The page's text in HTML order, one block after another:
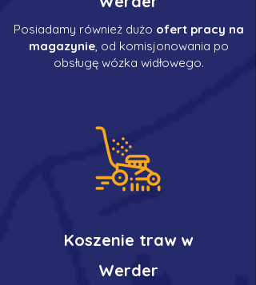
Posiadamy również dużo ofert pracy na
magazynie, od komisjonowania po
obsługę wózka widłowego.
Koszenie traw w
Werder